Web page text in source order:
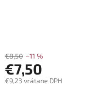
€8,50 –11 %
€7,50
€9,23 vrátane DPH